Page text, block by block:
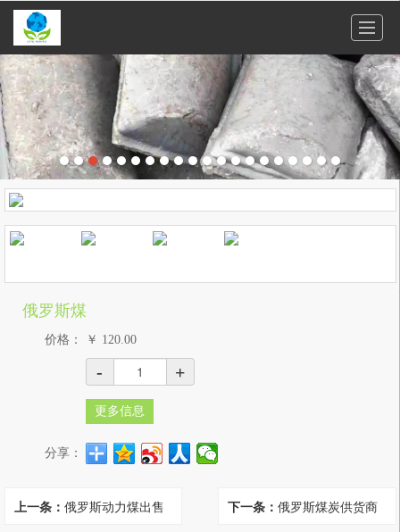
很遗憾，因您的浏览器版本过低导致无法获得最佳浏览体验，推荐下载安装谷歌浏览器！
俄罗斯煤
价格： ￥ 120.00
- +
更多信息
分享：
上一条： 俄罗斯动力煤出售 下一条： 俄罗斯煤炭供货商